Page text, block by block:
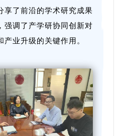
享了前沿的学术研究成果
强调了产学研协同创新对
产业升级的关键作用。